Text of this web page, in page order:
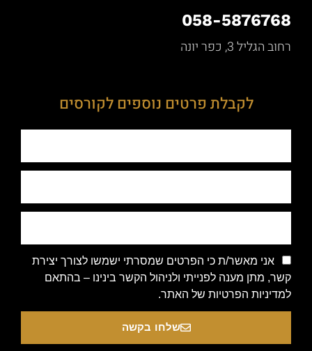
058-5876768
רחוב הגליל 3, כפר יונה
לקבלת פרטים נוספים לקורסים
אני מאשר/ת כי הפרטים שמסרתי ישמשו לצורך יצירת
קשר, מתן מענה לפנייתי ולניהול הקשר בינינו – בהתאם
למדיניות הפרטיות של האתר.
שלחו בקשה